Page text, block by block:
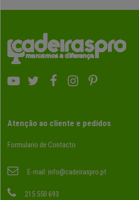
Atenção ao cliente e pedidos
Formulario de Contacto
E-mail: info@cadeiraspro.pt
215 550 693